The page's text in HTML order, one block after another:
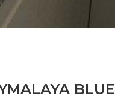
BLUE